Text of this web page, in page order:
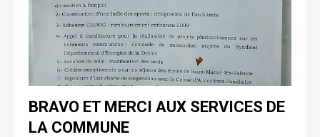
BRAVO ET MERCI AUX SERVICES DE
LA COMMUNE